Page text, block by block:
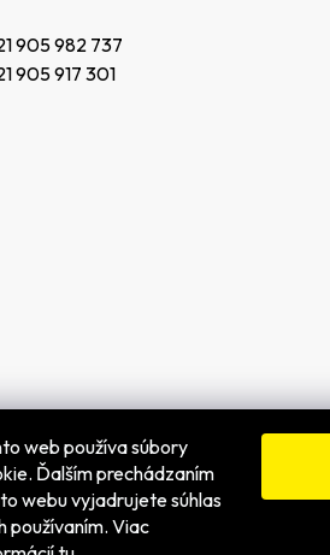
web používa súbory
Ďalším prechádzaním
webu vyjadrujete súhlas
používaním. Viac
905 982 737
905 917 301
vyhradené.